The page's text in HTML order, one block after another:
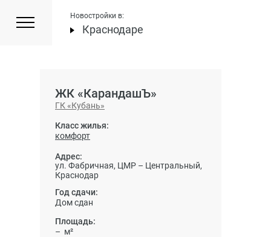
Новостройки в:
Краснодаре
ЖК «КарандашЪ»
ГК «Кубань»
Класс жилья:
комфорт
Адрес:
ул. Фабричная, ЦМР – Центральный,
Краснодар
Год сдачи:
Дом сдан
Площадь:
– м²